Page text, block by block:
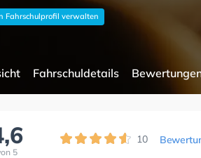
Fahrschulprofil verwalten
Fahrschuldetails
5
10